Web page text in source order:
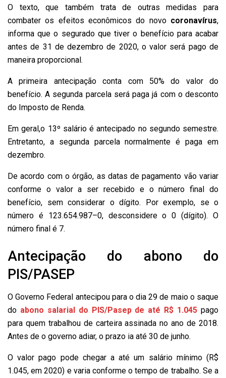
O texto, que também trata de outras medidas para
combater os efeitos econômicos do novo coronavírus,
informa que o segurado que tiver o benefício para acabar
antes de 31 de dezembro de 2020, o valor será pago de
maneira proporcional.
A primeira antecipação conta com 50% do valor do
benefício. A segunda parcela será paga já com o desconto
do Imposto de Renda.
Em geral,o 13º salário é antecipado no segundo semestre.
Entretanto, a segunda parcela normalmente é paga em
dezembro.
De acordo com o órgão, as datas de pagamento vão variar
conforme o valor a ser recebido e o número final do
benefício, sem considerar o dígito. Por exemplo, se o
número é 123.654.987–0, desconsidere o 0 (dígito). O
número final é 7.
Antecipação do abono do
PIS/PASEP
O Governo Federal antecipou para o dia 29 de maio o saque
do abono salarial do PIS/Pasep de até R$ 1.045 pago
para quem trabalhou de carteira assinada no ano de 2018.
Antes de o governo adiar, o prazo ia até 30 de junho.
O valor pago pode chegar a até um salário mínimo (R$
1.045, em 2020) e varia conforme o tempo de trabalho. Se a